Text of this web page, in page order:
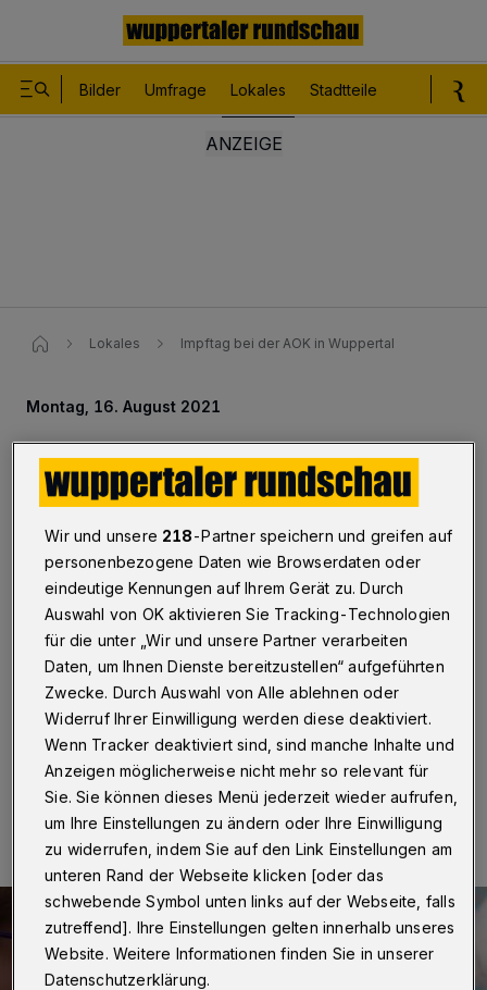
Bilder Umfrage Lokales Stadtteile
Lokales Impftag bei der AOK in Wuppertal
Montag, 16. August 2021
Impftag bei der AOK in
Wuppertal
Wuppertal·Ohne vorherige Terminvereinbarung
können Interessierte das Impfangebot der AOK
Wuppertal wahrnehmen und sich mit einem der
zugelassenen Vakzine impfen lassen. Am Montag (16.
August 2021) von 11 bis 17 Uhr bietet das
Impfzentrum der Stadt Wuppertal in den Räumen der
AOK an der Bundesallee 265 diesen öffentlichen
Termin an.
12.08.2021 , 11:03 Uhr Eine Minute Lesezeit
Wir und unsere 218-Partner speichern und greifen auf
personenbezogene Daten wie Browserdaten oder
eindeutige Kennungen auf Ihrem Gerät zu. Durch
Auswahl von OK aktivieren Sie Tracking-Technologien
für die unter „Wir und unsere Partner verarbeiten
Daten, um Ihnen Dienste bereitzustellen“ aufgeführten
Zwecke. Durch Auswahl von Alle ablehnen oder
Widerruf Ihrer Einwilligung werden diese deaktiviert.
Wenn Tracker deaktiviert sind, sind manche Inhalte und
Anzeigen möglicherweise nicht mehr so relevant für
Sie. Sie können dieses Menü jederzeit wieder aufrufen,
um Ihre Einstellungen zu ändern oder Ihre Einwilligung
zu widerrufen, indem Sie auf den Link Einstellungen am
unteren Rand der Webseite klicken [oder das
schwebende Symbol unten links auf der Webseite, falls
zutreffend]. Ihre Einstellungen gelten innerhalb unseres
Website. Weitere Informationen finden Sie in unserer
Datenschutzerklärung.